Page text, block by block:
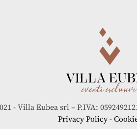
- Villa Eubea srl – P.IVA:
Privacy Policy-